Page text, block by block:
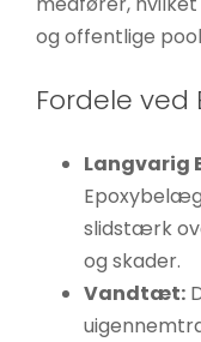
og offentlige
Fordele
Langvarig
slidstærk
og skader.
Vandtæt: